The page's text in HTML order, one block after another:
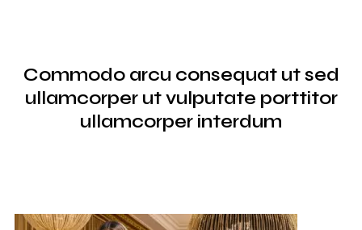
Commodo arcu consequat ut sed
ullamcorper ut vulputate porttitor
ullamcorper interdum